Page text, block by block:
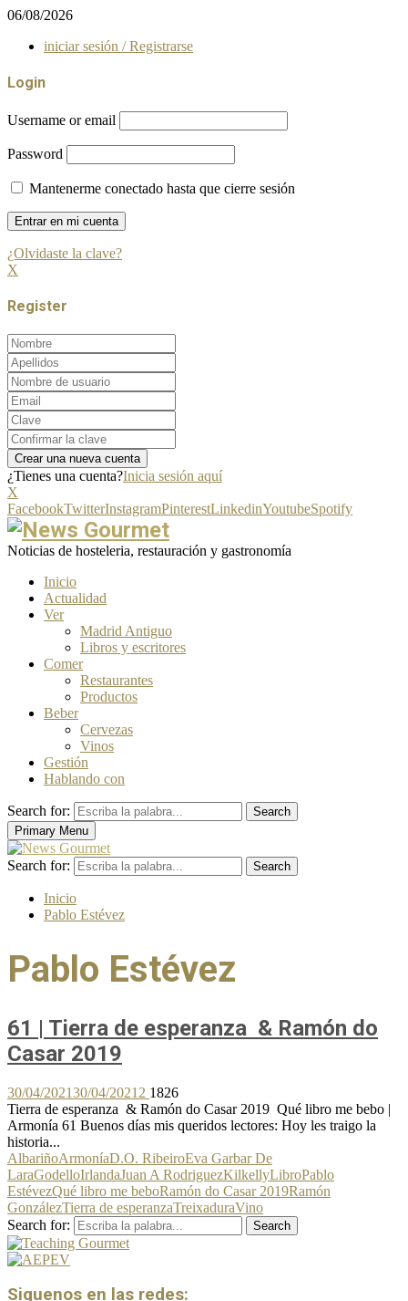
06/08/2026
iniciar sesión / Registrarse
Login
Username or email
Password
Mantenerme conectado hasta que cierre sesión
¿Olvidaste la clave?
X
Register
¿Tienes una cuenta?Inicia sesión aquí
X
FacebookTwitterInstagramPinterestLinkedinYoutubeSpotify
Noticias de hosteleria, restauración y gastronomía
Inicio
Actualidad
Ver
Madrid Antiguo
Libros y escritores
Comer
Restaurantes
Productos
Beber
Cervezas
Vinos
Gestión
Hablando con
Search for:
Search
Primary Menu
Search for: Search
Inicio
Pablo Estévez
Pablo Estévez
61 | Tierra de esperanza & Ramón do
Casar 2019
30/04/202130/04/2021 2 1826
Tierra de esperanza & Ramón do Casar 2019 Qué libro me bebo |
Armonía 61 Buenos días mis queridos lectores: Hoy les traigo la
historia...
AlbariñoArmoníaD.O. RibeiroEva Garbar De
LaraGodelloIrlandaJuan A RodriguezKilkellyLibroPablo
EstévezQué libro me beboRamón do Casar 2019Ramón
GonzálezTierra de esperanzaTreixaduraVino
Search for:
Search
Siguenos en las redes: